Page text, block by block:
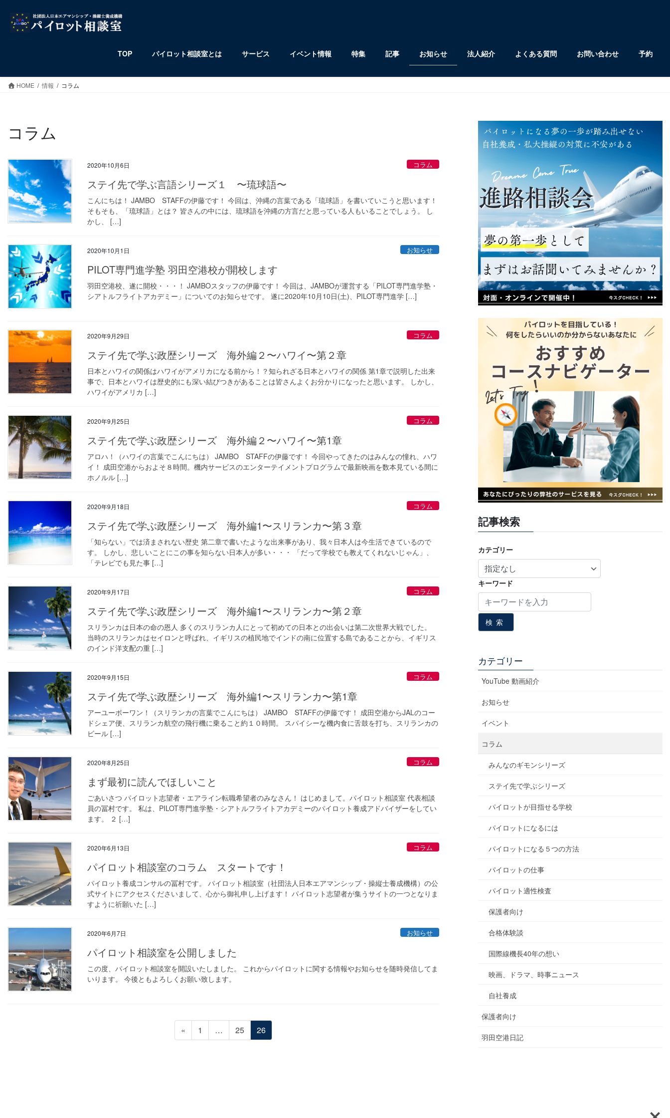
ス
ン
TOP パイロット相談室とは サービス イベント情報 特集 記事 お知らせ 法人紹介 よくある質問 お問い合わせ 予約
HOME 情報 コラム
コラム
2020年10月6日 コラム
ステイ先で学ぶ言語シリーズ１ 〜琉球語〜
こんにちは！ JAMBO STAFFの伊藤です！ 今回は、沖縄の言葉である「琉球語」を書いていこうと思います！
そもそも、「琉球語」とは？ 皆さんの中には、琉球語を沖縄の方言だと思っている人もいることでしょう。 し
かし、 […]
2020年10月1日 お知らせ
PILOT専門進学塾 羽田空港校が開校します
羽田空港校、遂に開校・・・！ JAMBOスタッフの伊藤です！ 今回は、JAMBOが運営する「PILOT専門進学塾・
シアトルフライトアカデミー」についてのお知らせです。 遂に2020年10月10日(土)、PILOT専門進学 […]
2020年9月29日 コラム
ステイ先で学ぶ政歴シリーズ 海外編２〜ハワイ〜第２章
日本とハワイの関係はハワイがアメリカになる前から！？知られざる日本とハワイの関係 第1章で説明した出来
事で、日本とハワイは歴史的にも深い結びつきがあることは皆さんよくお分かりになったと思います。 しかし、
ハワイがアメリカ […]
2020年9月25日 コラム
ステイ先で学ぶ政歴シリーズ 海外編２〜ハワイ〜第1章
アロハ！（ハワイの言葉でこんにちは） JAMBO STAFFの伊藤です！ 今回やってきたのはみんなの憧れ、ハワ
イ！ 成田空港からおよそ８時間。機内サービスのエンターテイメントプログラムで最新映画を数本見ている間に
ホノルル […]
2020年9月18日 コラム
ステイ先で学ぶ政歴シリーズ 海外編1〜スリランカ〜第３章
「知らない」では済まされない歴史 第二章で書いたような出来事があり、我々日本人は今生活できているので
す。 しかし、悲しいことにこの事を知らない日本人が多い・・・ 「だって学校でも教えてくれないじゃん」、
「テレビでも見た事 […]
2020年9月17日 コラム
ステイ先で学ぶ政歴シリーズ 海外編1〜スリランカ〜第２章
スリランカは日本の命の恩人 多くのスリランカ人にとって初めての日本との出会いは第二次世界大戦でした。
当時のスリランカはセイロンと呼ばれ、イギリスの植民地でインドの南に位置する島であることから、イギリス
のインド洋支配の重 […]
2020年9月15日 コラム
ステイ先で学ぶ政歴シリーズ 海外編1〜スリランカ〜第1章
アーユーボーワン！（スリランカの言葉でこんにちは） JAMBO STAFFの伊藤です！ 成田空港からJALのコー
ドシェア便、スリランカ航空の飛行機に乗ること約１０時間。 スパイシーな機内食に舌鼓を打ち、スリランカの
ビール […]
2020年8月25日 コラム
まず最初に読んでほしいこと
ごあいさつ パイロット志望者・エアライン転職希望者のみなさん！ はじめまして。パイロット相談室 代表相談
員の冨村です。 私は、PILOT専門進学塾・シアトルフライトアカデミーのパイロット養成アドバイザーをしてい
ます。 ２ […]
2020年6月13日 コラム
パイロット相談室のコラム スタートです！
パイロット養成コンサルの冨村です。 パイロット相談室（社団法人日本エアマンシップ・操縦士養成機構）の公
式サイトにアクセスくださいまして、心から御礼申し上げます！ パイロット志望者が集うサイトの一つとなりま
すように祈願いた […]
2020年6月7日 お知らせ
パイロット相談室を公開しました
この度、パイロット相談室を開設いたしました。 これからパイロットに関する情報やお知らせを随時発信してま
いります。 今後ともよろしくお願い致します。
«
固
定
1 …
固
定
25
固
定
26
記事検索
カテゴリー
キーワード
検索
カテゴリー
YouTube 動画紹介
お知らせ
イベント
コラム
みんなのギモンシリーズ
ステイ先で学ぶシリーズ
パイロットが目指せる学校
パイロットになるには
パイロットになる５つの方法
パイロットの仕事
パイロット適性検査
保護者向け
合格体験談
国際線機長40年の想い
映画、ドラマ、時事ニュース
自社養成
保護者向け
羽田空港日記